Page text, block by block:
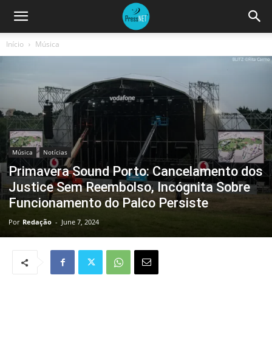
Início Música
Música Notícias
Primavera Sound Porto: Cancelamento dos
Justice Sem Reembolso, Incógnita Sobre
Funcionamento do Palco Persiste
Por Redação - June 7, 2024